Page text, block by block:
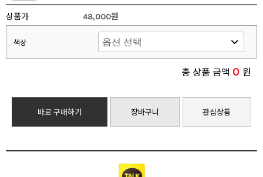
상품가 48,000원
색상
총 상품 금액 0 원
바로 구매하기 장바구니 관심상품